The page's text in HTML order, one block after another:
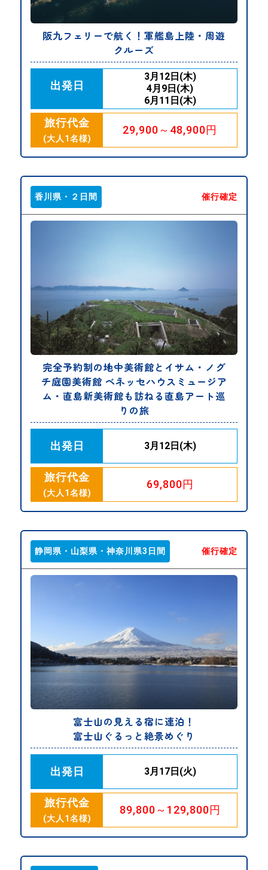
阪九フェリーで航く！軍艦島上陸・周遊
クルーズ
出発日
3月12日(木)
4月9日(木)
6月11日(木)
旅行代金
(大人1名様)
29,900～48,900円
香川県・２日間 催行確定
完全予約制の地中美術館とイサム・ノグ
チ庭園美術館 ベネッセハウスミュージア
ム・直島新美術館も訪ねる直島アート巡
りの旅
出発日 3月12日(木)
旅行代金
(大人1名様)
69,800円
静岡県・山梨県・神奈川県3日間 催行確定
富士山の見える宿に連泊！
富士山ぐるっと絶景めぐり
出発日 3月17日(火)
旅行代金
(大人1名様)
89,800～129,800円